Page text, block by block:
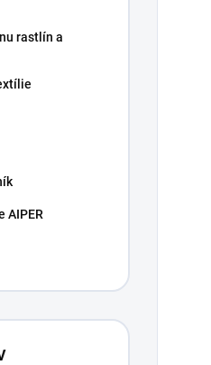
rastlín a
AIPER